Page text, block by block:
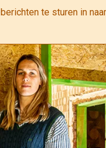
te sturen in